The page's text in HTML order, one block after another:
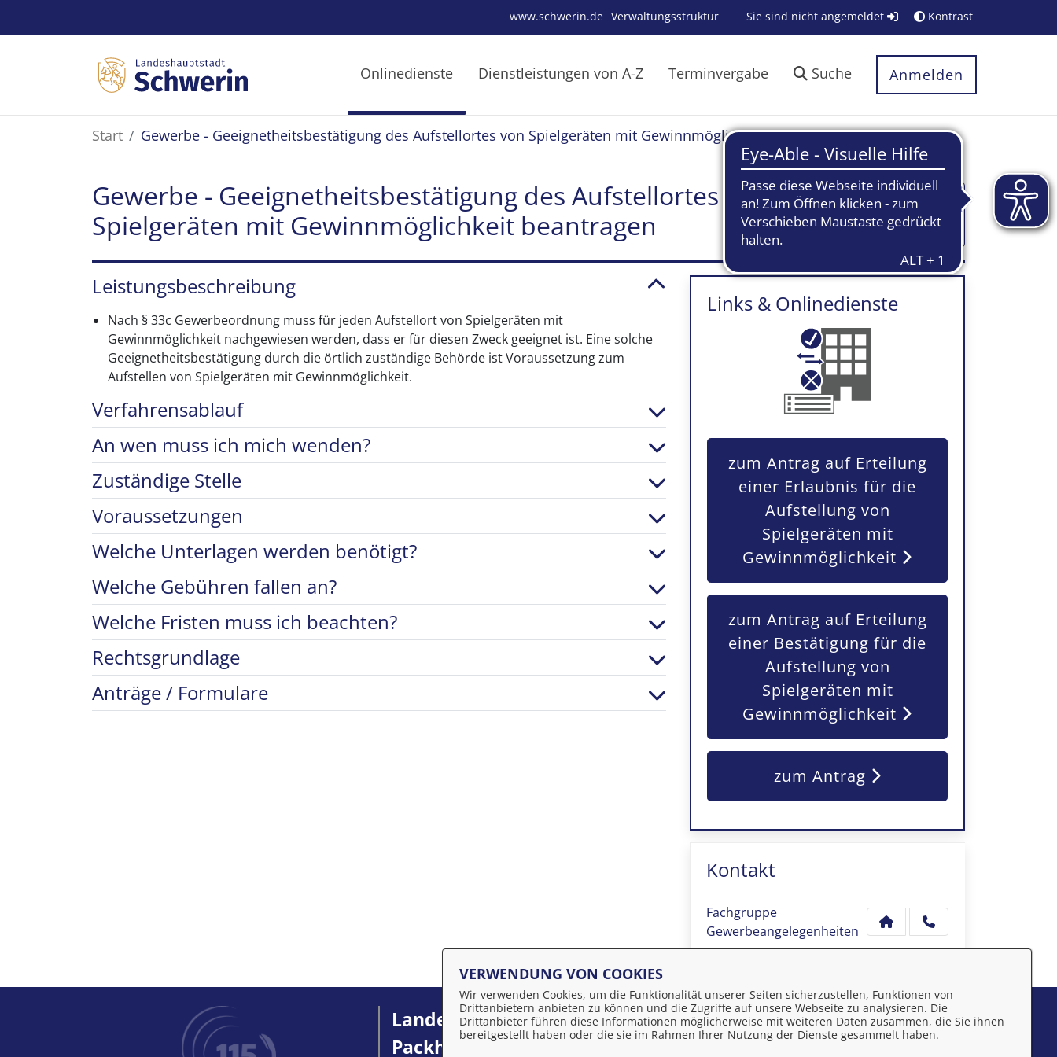
www.schwerin.de Verwaltungsstruktur Sie sind nicht angemeldet Kontrast
Onlinedienste Dienstleistungen von A-Z Terminvergabe Suche Anmelden
Start Gewerbe - Geeignetheitsbestätigung des Aufstellortes von Spielgeräten mit Gewinnmöglichkeit beantragen
Gewerbe - Geeignetheitsbestätigung des Aufstellortes von
Spielgeräten mit Gewinnmöglichkeit beantragen
Textblöcke
ein-/ausklappen
Leistungsbeschreibung
Nach § 33c Gewerbeordnung muss für jeden Aufstellort von Spielgeräten mit
Gewinnmöglichkeit nachgewiesen werden, dass er für diesen Zweck geeignet ist. Eine solche
Geeignetheitsbestätigung durch die örtlich zuständige Behörde ist Voraussetzung zum
Aufstellen von Spielgeräten mit Gewinnmöglichkeit.
Verfahrensablauf
An wen muss ich mich wenden?
Zuständige Stelle
Voraussetzungen
Welche Unterlagen werden benötigt?
Welche Gebühren fallen an?
Welche Fristen muss ich beachten?
Rechtsgrundlage
Anträge / Formulare
Links & Onlinedienste
zum Antrag auf Erteilung
einer Erlaubnis für die
Aufstellung von
Spielgeräten mit
Gewinnmöglichkeit
zum Antrag auf Erteilung
einer Bestätigung für die
Aufstellung von
Spielgeräten mit
Gewinnmöglichkeit
zum Antrag
Kontakt
Fachgruppe
Gewerbeangelegenheiten
Landeshauptstadt Schwerin
Packhof 2-6
Impressum
VERWENDUNG VON COOKIES
Wir verwenden Cookies, um die Funktionalität unserer Seiten sicherzustellen, Funktionen von
Drittanbietern anbieten zu können und die Zugriffe auf unsere Webseite zu analysieren. Die
Drittanbieter führen diese Informationen möglicherweise mit weiteren Daten zusammen, die Sie ihnen
bereitgestellt haben oder die sie im Rahmen Ihrer Nutzung der Dienste gesammelt haben.